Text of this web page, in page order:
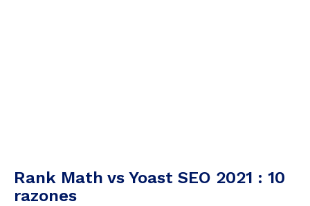
Rank Math vs Yoast SEO 2021 : 10
razones